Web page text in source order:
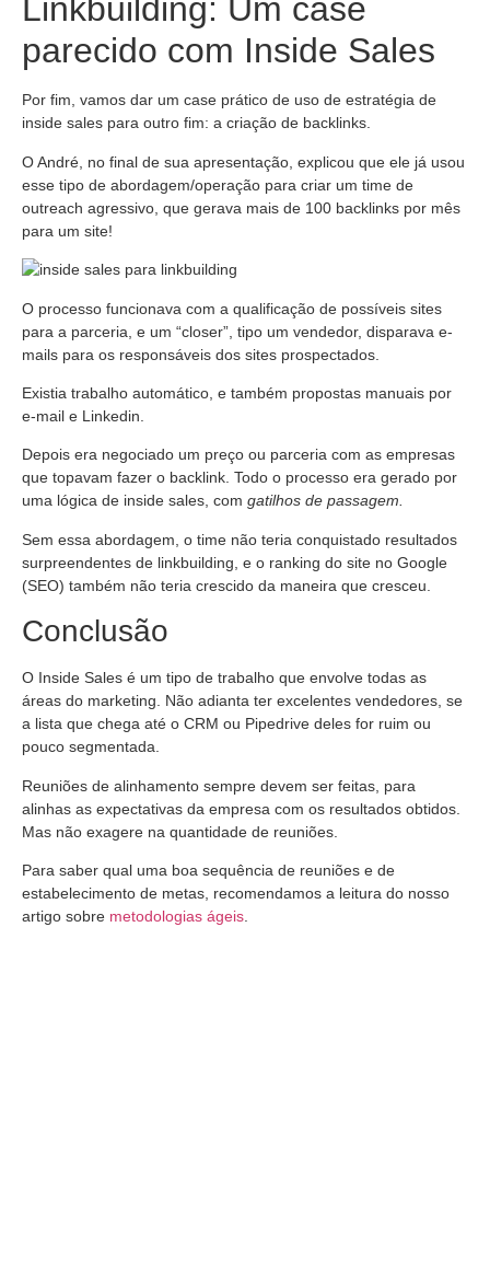
Linkbuilding: Um case
parecido com Inside Sales
Por fim, vamos dar um case prático de uso de estratégia de
inside sales para outro fim: a criação de backlinks.
O André, no final de sua apresentação, explicou que ele já usou
esse tipo de abordagem/operação para criar um time de
outreach agressivo, que gerava mais de 100 backlinks por mês
para um site!
O processo funcionava com a qualificação de possíveis sites
para a parceria, e um “closer”, tipo um vendedor, disparava e-
mails para os responsáveis dos sites prospectados.
Existia trabalho automático, e também propostas manuais por
e-mail e Linkedin.
Depois era negociado um preço ou parceria com as empresas
que topavam fazer o backlink. Todo o processo era gerado por
uma lógica de inside sales, com gatilhos de passagem.
Sem essa abordagem, o time não teria conquistado resultados
surpreendentes de linkbuilding, e o ranking do site no Google
(SEO) também não teria crescido da maneira que cresceu.
Conclusão
O Inside Sales é um tipo de trabalho que envolve todas as
áreas do marketing. Não adianta ter excelentes vendedores, se
a lista que chega até o CRM ou Pipedrive deles for ruim ou
pouco segmentada.
Reuniões de alinhamento sempre devem ser feitas, para
alinhas as expectativas da empresa com os resultados obtidos.
Mas não exagere na quantidade de reuniões.
Para saber qual uma boa sequência de reuniões e de
estabelecimento de metas, recomendamos a leitura do nosso
artigo sobre metodologias ágeis